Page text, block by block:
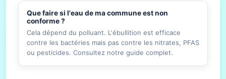
Que faire si l'eau de ma commune est non
conforme ?
Cela dépend du polluant. L'ébullition est efficace
contre les bactéries mais pas contre les nitrates, PFAS
ou pesticides. Consultez notre guide complet.